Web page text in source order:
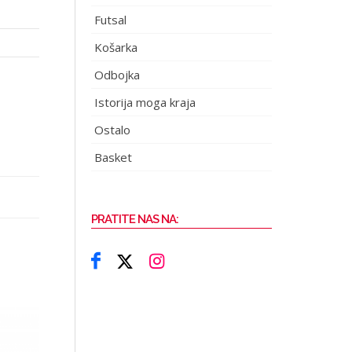
Futsal
Košarka
Odbojka
Istorija moga kraja
Ostalo
Basket
PRATITE NAS NA: